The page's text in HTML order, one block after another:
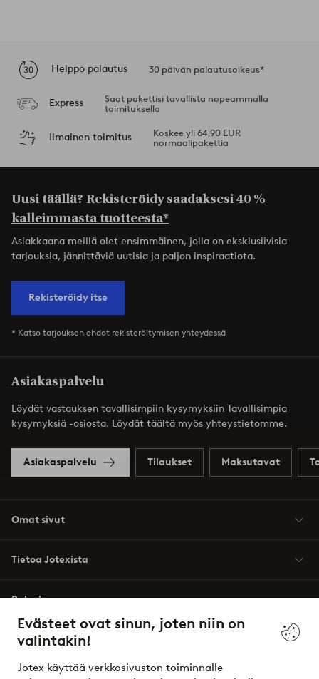
Evästeet ovat sinun, joten niin on
valintakin!
Jotex käyttää verkkosivuston toiminnalle
Helppo palautus 30 päivän palautusoikeus*
Express
Saat pakettisi tavallista nopeammalla
toimituksella
Ilmainen toimitus
Koskee yli 64,90 EUR
normaalipakettia
Uusi täällä? Rekisteröidy saadaksesi40 %
kalleimmasta tuotteesta*
Asiakkaana meillä olet ensimmäinen, jolla on eksklusiivisia
tarjouksia, jännittäviä uutisia ja paljon inspiraatiota.
Rekisteröidy itse
* Katso tarjouksen ehdot rekisteröitymisen yhteydessä
Asiakaspalvelu
Löydät vastauksen tavallisimpiin kysymyksiin Tavallisimpia
kysymyksiä -osiosta. Löydät täältä myös yhteystietomme.
Asiakaspalvelu Tilaukset Maksutavat
Omat sivut
Tietoa Jotexista
Palvelumme
Ehdot